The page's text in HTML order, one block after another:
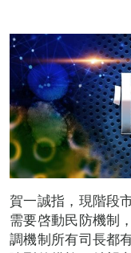
賀一誠指，現階段
需要啓動民防機制
調機制所有司長都